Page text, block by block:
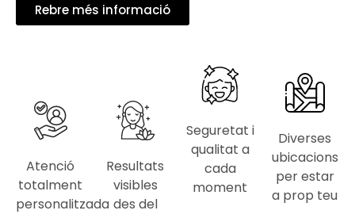
Rebre més informació
Atenció
totalment
personalitzada
Resultats
visibles
des del
Seguretat i
qualitat a
cada
moment
Diverses
ubicacions
per estar
a prop teu